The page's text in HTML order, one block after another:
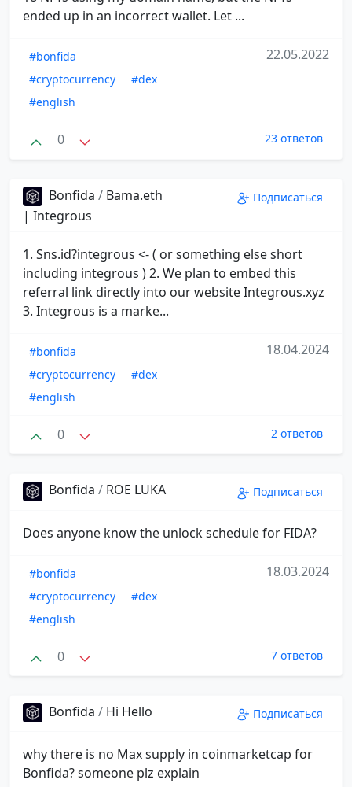
ended up in an incorrect wallet. Let ...
#bonfida
#cryptocurrency
#dex
#english
22.05.2022
0 23 ответов
Bonfida / Bama.eth
| Integrous
Подписаться
1. Sns.id?integrous <- ( or something else short
including integrous ) 2. We plan to embed this
referral link directly into our website Integrous.xyz
3. Integrous is a marke...
#bonfida
#cryptocurrency
#dex
#english
18.04.2024
0 2 ответов
Bonfida / ROE LUKA Подписаться
Does anyone know the unlock schedule for FIDA?
#bonfida
#cryptocurrency
#dex
#english
18.03.2024
0 7 ответов
Bonfida / Hi Hello Подписаться
why there is no Max supply in coinmarketcap for
Bonfida? someone plz explain